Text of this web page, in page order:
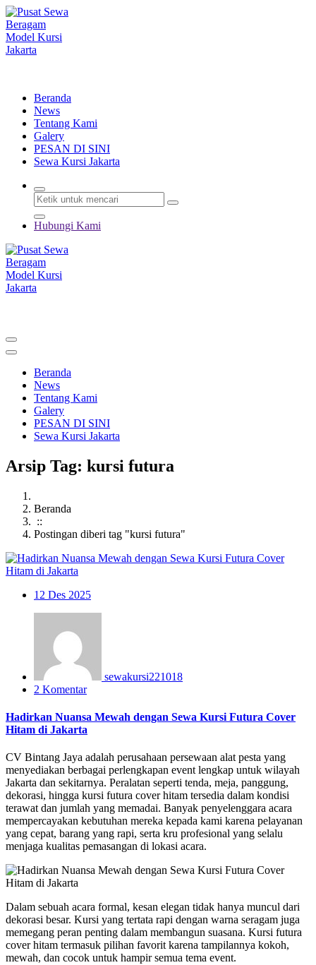
Lewati
ke
konten
Beranda
News
Tentang Kami
Galery
PESAN DI SINI
Sewa Kursi Jakarta
Hubungi Kami
Beranda
News
Tentang Kami
Galery
PESAN DI SINI
Sewa Kursi Jakarta
Arsip Tag: kursi futura
Beranda
::
Postingan diberi tag "kursi futura"
12 Des 2025
sewakursi221018
2 Komentar
Hadirkan Nuansa Mewah dengan Sewa Kursi Futura Cover
Hitam di Jakarta
CV Bintang Jaya adalah perusahaan persewaan alat pesta yang
menyediakan berbagai perlengkapan event lengkap untuk wilayah
Jakarta dan sekitarnya. Peralatan seperti tenda, meja, panggung,
dekorasi, hingga kursi futura cover hitam tersedia dalam kondisi
terawat dan jumlah yang memadai. Banyak penyelenggara acara
mempercayakan kebutuhan mereka kepada kami karena pelayanan
yang cepat, barang yang rapi, serta kru profesional yang selalu
menjaga kualitas pemasangan di lokasi acara.
Dalam sebuah acara formal, kesan elegan tidak hanya muncul dari
dekorasi besar. Kursi yang tertata rapi dengan warna seragam juga
memegang peran penting dalam membangun suasana. Kursi futura
cover hitam termasuk pilihan favorit karena tampilannya kokoh,
mewah, dan cocok untuk hampir semua tema event.